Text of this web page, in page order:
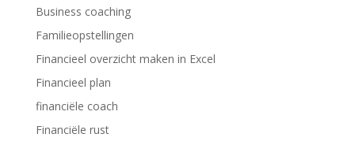
Business coaching
Familieopstellingen
Financieel overzicht maken in Excel
Financieel plan
financiële coach
Financiële rust